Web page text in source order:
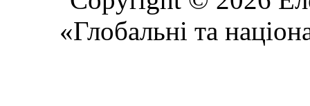
«Глобальні та